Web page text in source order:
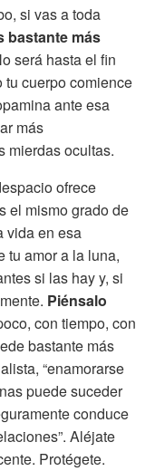
si vas a toda
bastante más
será hasta el fin
cuerpo comience
ante esa
más
mierdas ocultas.
ofrece
el mismo grado de
vida en esa
tu amor a la luna,
si las hay y, si
Piénsalo
con tiempo, con
bastante más
“enamorarse
puede suceder
conduce
Aléjate
Protégete.